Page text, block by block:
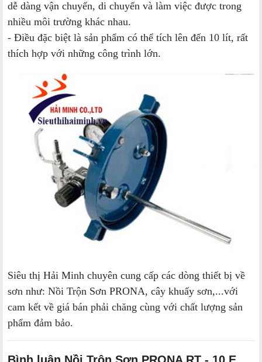
dễ dàng vận chuyển, di chuyển và làm việc được trong
nhiều môi trường khác nhau.
- Điều đặc biệt là sản phẩm có thể tích lên đến 10 lít, rất
thích hợp với những công trình lớn.
Siêu thị Hải Minh chuyên cung cấp các dòng thiết bị về
sơn như: Nồi Trộn Sơn PRONA, cây khuấy sơn,...với
cam kết về giá bán phải chăng cùng với chất lượng sản
phẩm đảm bảo.